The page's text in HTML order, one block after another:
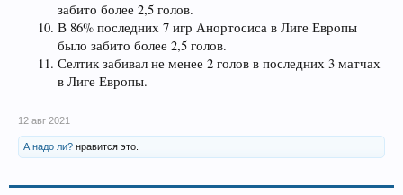
забито более 2,5 голов.
В 86% последних 7 игр Анортосиса в Лиге Европы
было забито более 2,5 голов.
Селтик забивал не менее 2 голов в последних 3 матчах
в Лиге Европы.
12 авг 2021
А надо ли? нравится это.